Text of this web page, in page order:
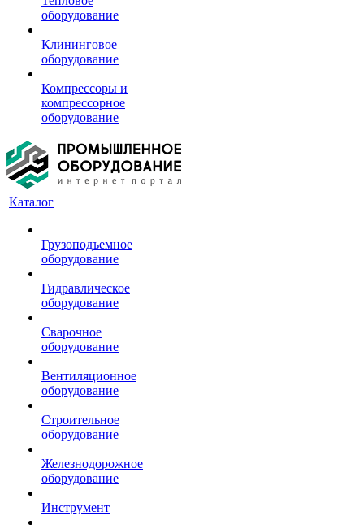
оборудование
Клининговое
оборудование
Компрессоры и
компрессорное
оборудование
Каталог
Грузоподъемное
оборудование
Гидравлическое
оборудование
Сварочное
оборудование
Вентиляционное
оборудование
Строительное
оборудование
Железнодорожное
оборудование
Инструмент